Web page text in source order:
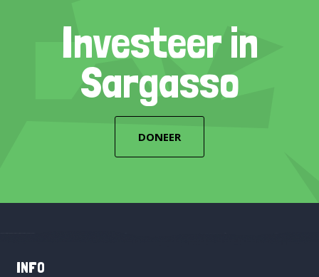
Investeer in
Sargasso
DONEER
INFO